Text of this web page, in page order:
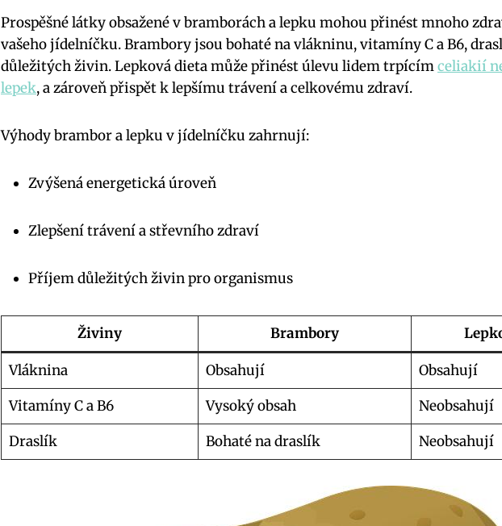
Prospěšné látky obsažené v bramborách a lepku mohou přinést mnoho
vašeho jídelníčku. Brambory jsou bohaté na vlákninu, vitamíny C a B6,
důležitých živin. Lepková dieta může přinést úlevu lidem trpícímceliakií
lepek, a zároveň přispět k lepšímu trávení a celkovému zdraví.
Výhody brambor a lepku v jídelníčku zahrnují:
Zvýšená energetická úroveň
Zlepšení trávení a střevního zdraví
Příjem důležitých živin pro organismus
Živiny Brambory
Vláknina Obsahují
Obsahují
Vitamíny C a B6
Vysoký obsah
Neobsahují
Draslík
Bohaté na draslík Neobsahují